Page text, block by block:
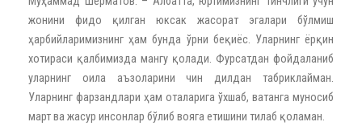
жонини фидо қилган юксак жасорат эгалари бўлмиш
ҳарбийларимизнинг ҳам бунда ўрни беқиёс. Уларнинг ёрқин
хотираси қалбимизда мангу қолади. Фурсатдан фойдаланиб
уларнинг оила аъзоларини чин дилдан табриклайман.
Уларнинг фарзандлари ҳам оталарига ўхшаб, ватанга муносиб
март ва жасур инсонлар бўлиб вояга етишини тилаб қоламан.